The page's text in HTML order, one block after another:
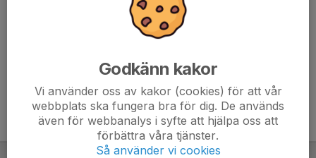
Godkänn kakor
Vi använder oss av kakor (cookies) för att vår
webbplats ska fungera bra för dig. De används
även för webbanalys i syfte att hjälpa oss att
förbättra våra tjänster.
Så använder vi cookies